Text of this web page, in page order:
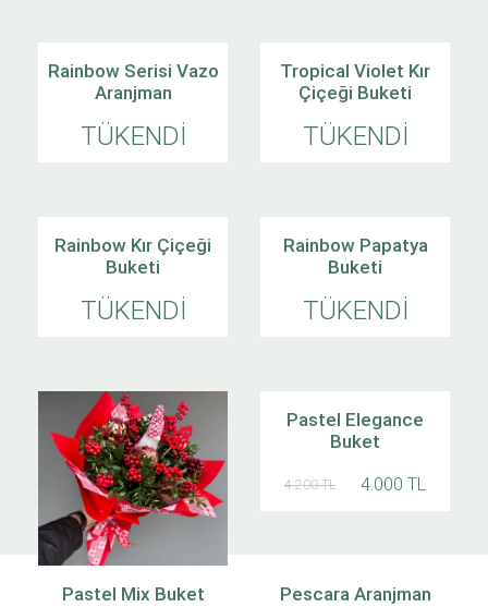
Rainbow Serisi Vazo
Aranjman
TÜKENDİ
Tropical Violet Kır
Çiçeği Buketi
TÜKENDİ
Rainbow Kır Çiçeği
Buketi
TÜKENDİ
Rainbow Papatya
Buketi
TÜKENDİ
Mutlu Yıllar Buketi
Pastel Elegance
Buket
4.200 TL 4.000 TL
Pastel Mix Buket Pescara Aranjman